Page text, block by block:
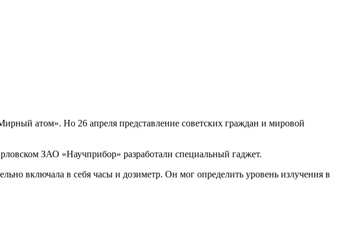
атом». Но 26 апреля представление советских граждан и мировой
ЗАО «Научприбор» разработали специальный гаджет.
включала в себя часы и дозиметр. Он мог определить уровень излучения в